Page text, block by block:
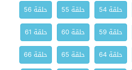
حلقة 54 حلقة 55
حلقة 56
حلقة 59 حلقة 60
حلقة 61
حلقة 64 حلقة 65
حلقة 66